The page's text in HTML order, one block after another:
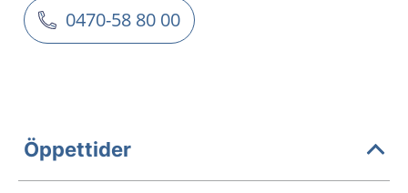
0470-58 80 00
Öppettider